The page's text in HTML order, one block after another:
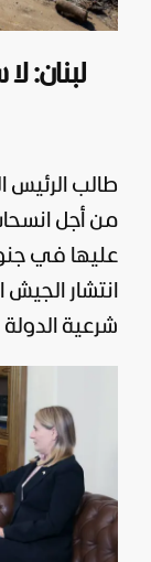
لبنان:
طالب الرئيس
من أجل
عليها في
انتشار
شرعية